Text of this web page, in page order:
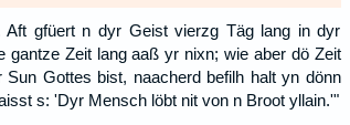
Aft gfüert n dyr Geist vierzg Täg lang in dyr
gantze Zeit lang aaß yr nixn; wie aber dö Zeit
Gottes bist, naacherd befilh halt yn dönn
s: 'Dyr Mensch löbt nit von n Broot yllain.'"